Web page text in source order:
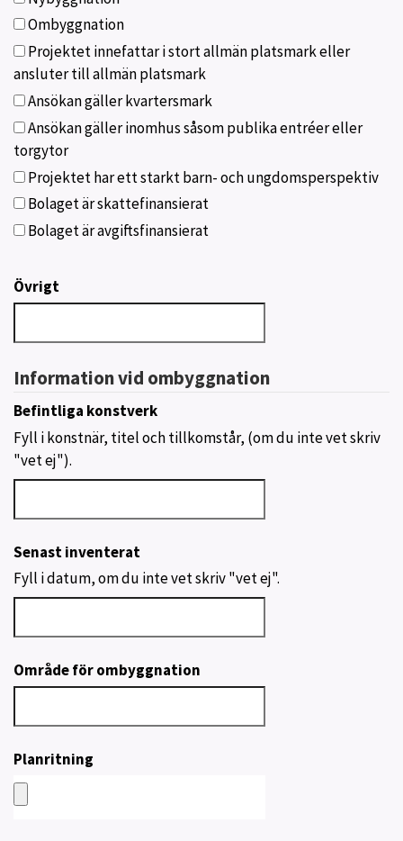
Ombyggnation
Projektet innefattar i stort allmän platsmark eller
ansluter till allmän platsmark
Ansökan gäller kvartersmark
Ansökan gäller inomhus såsom publika entréer eller
torgytor
Projektet har ett starkt barn- och ungdomsperspektiv
Bolaget är skattefinansierat
Bolaget är avgiftsfinansierat
Övrigt
Information vid ombyggnation
Befintliga konstverk
Fyll i konstnär, titel och tillkomstår, (om du inte vet skriv
"vet ej").
Senast inventerat
Fyll i datum, om du inte vet skriv "vet ej".
Område för ombyggnation
Planritning